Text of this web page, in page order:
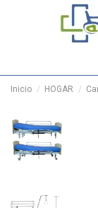
Inicio HOGAR